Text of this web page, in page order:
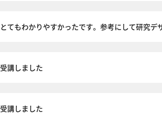
とてもわかりやすかったです。参考にして研究デ
受講しました
受講しました